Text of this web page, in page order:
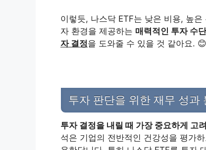
이렇듯, 나스닥 ETF는 낮은 비용, 높
자 환경을 제공하는 매력적인 투자 수단
자 결정을 도와줄 수 있을 것 같아요.
투자 판단을 위한 재무 성과
투자 결정을 내릴 때 가장 중요하게 고
석은 기업의 전반적인 건강성을 평가